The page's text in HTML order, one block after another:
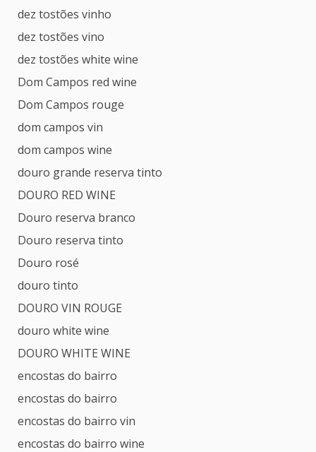
dez tostões vinho
dez tostões vino
dez tostões white wine
Dom Campos red wine
Dom Campos rouge
dom campos vin
dom campos wine
douro grande reserva tinto
DOURO RED WINE
Douro reserva branco
Douro reserva tinto
Douro rosé
douro tinto
DOURO VIN ROUGE
douro white wine
DOURO WHITE WINE
encostas do bairro
encostas do bairro
encostas do bairro vin
encostas do bairro wine